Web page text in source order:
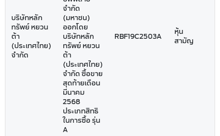
บริษัทหลัก
ทรัพย์ หยวน
ต้า
(ประเทศไทย)
จำกัด
จำกัด
(มหาชน)
ออกโดย
บริษัทหลัก
ทรัพย์ หยวน
ต้า
(ประเทศไทย)
จำกัด ซื้อขาย
สุดท้ายเดือน
มีนาคม
2568
ประเภทสิทธิ
ในการซื้อ รุ่น
A
RBF19C2503A
หุ้น
สามัญ